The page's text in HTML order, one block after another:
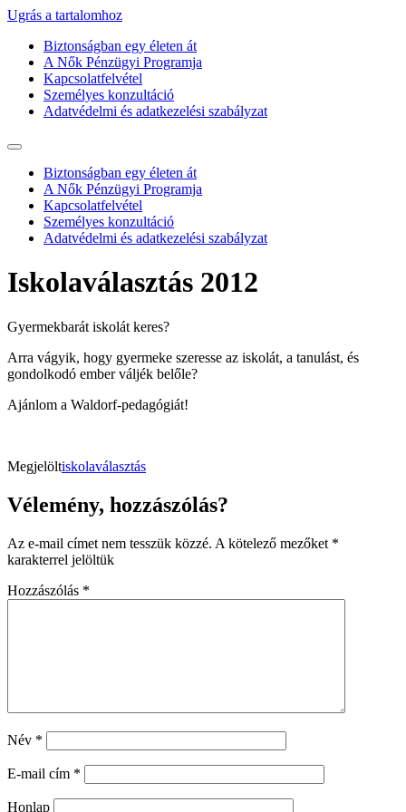
Ugrás a tartalomhoz
Biztonságban egy életen át
A Nők Pénzügyi Programja
Kapcsolatfelvétel
Személyes konzultáció
Adatvédelmi és adatkezelési szabályzat
Biztonságban egy életen át
A Nők Pénzügyi Programja
Kapcsolatfelvétel
Személyes konzultáció
Adatvédelmi és adatkezelési szabályzat
Iskolaválasztás 2012
Gyermekbarát iskolát keres?
Arra vágyik, hogy gyermeke szeresse az iskolát, a tanulást, és
gondolkodó ember váljék belőle?
Ajánlom a Waldorf-pedagógiát!
Megjelöltiskolaválasztás
Vélemény, hozzászólás?
Az e-mail címet nem tesszük közzé. A kötelező mezőket *
karakterrel jelöltük
Hozzászólás *
Név *
E-mail cím *
Honlap